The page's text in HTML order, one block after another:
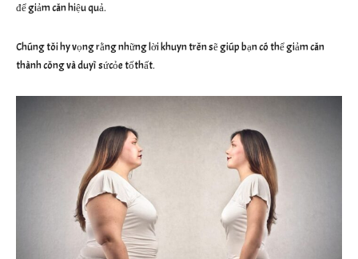
để giảm cân hiệu quả.
Chúng tôi hy vọng rằng những lời khuyn trên sẽ giúp bạn có thể giảm cân
thành công và duyì sứcỏe tốthất.